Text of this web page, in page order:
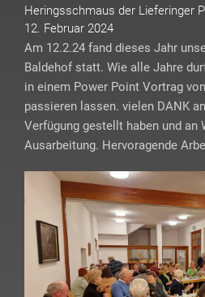
Heringsschmaus der Lieferinger
12. Februar 2024
Am 12.2.24 fand dieses Jahr
Baldehof statt. Wie alle Jahre
in einem Power Point Vortrag
passieren lassen. vielen DANK
Verfügung gestellt haben und an
Ausarbeitung. Hervoragende